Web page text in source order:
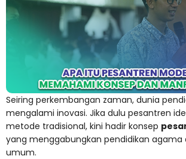
Seiring perkembangan zaman, dunia
mengalami inovasi. Jika dulu pesantren
metode tradisional, kini hadir konsep
yang menggabungkan pendidikan agama
umum.